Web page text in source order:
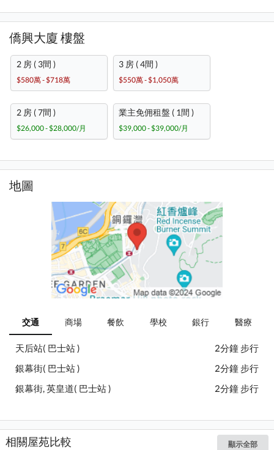
僑興大廈 樓盤
2 房 ( 3間 )
$580萬 - $718萬
3 房 ( 4間 )
$550萬 - $1,050萬
2 房 ( 7間 )
$26,000 - $28,000/月
業主免佣租盤 ( 1間 )
$39,000 - $39,000/月
地圖
交通 商場 餐飲 學校 銀行 醫療
天后站( 巴士站 )
2分鐘 步行
銀幕街( 巴士站 )
2分鐘 步行
銀幕街, 英皇道( 巴士站 )
2分鐘 步行
相關屋苑比較 顯示全部